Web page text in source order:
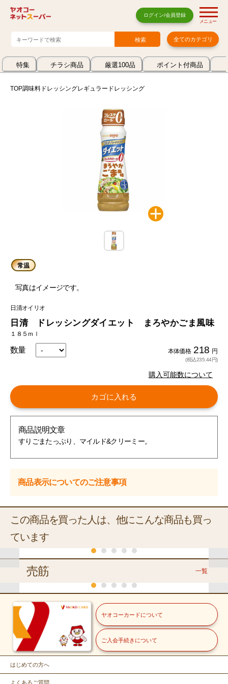
ログイン/会員登録
メニュー
全てのカテゴリ
特集 チラシ商品 厳選100品 ポイント付商品
TOP調味料 ドレッシングレギュラードレッシング
常温
写真はイメージです。
日清オイリオ
日清 ドレッシングダイエット まろやかごま風味
１８５ｍｌ
数量 本体価格 218 円
(税込235.44円)
購入可能数について
カゴに入れる
商品説明文章
すりごまたっぷり、マイルド&クリーミー。
商品表示についてのご注意事項
この商品を買った人は、他にこんな商品も買っ
ています
日清オイリオ
日清 ドレ
ッシングダ
イエット
うまくち和
風
１８５ｍｌ
218
常温
キユーピー
酢酸菌ＧＫ－
１ドレッシン
グ まろやか
ごま
２１０ｍｌ
298
日清オイリオ
日清 マヨ
ドレ
３１５ｇ
348
常温
おすしの
素まろや
か昆布風
味
７５ｇ
138
常温
日清オイリオ
ダイエットき
１８５ｍｌ
218
常温
スターセレクト
焙煎ごまド
レッシング
３００ｍｌ
298
売筋 一覧
ＹＡＯＫＯ
那須牛乳
福島県産・岩手県産
きゅうり【バ
ラ】
くらし
冷蔵
常温
伊藤園
健康ミネ
ニュージーランド産
ウイフルーツ
ヤオコーカードについて
ご入会手続きについて
はじめての方へ
よくあるご質問